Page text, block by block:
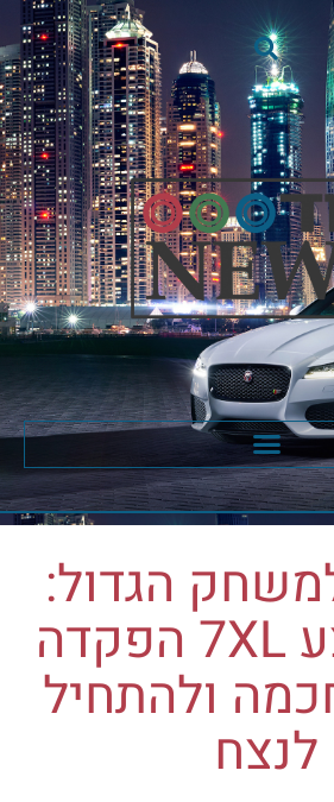
הגדול:
איך לבצע 7XL הפקדה
ולהתחיל
לנצח